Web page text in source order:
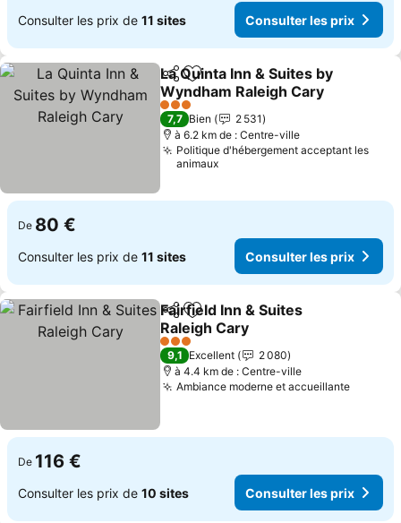
Consulter les prix de 11 sites Consulter les prix
PartagerAjouter à mes favoris
La Quinta Inn & Suites by
Wyndham Raleigh Cary
Consulter les prix
3 Étoiles
7,7 Bien
2 531
à 6.2 km de : Centre-ville
Politique d'hébergement acceptant les
animaux
De 80 €
Consulter les prix de 11 sites Consulter les prix
PartagerAjouter à mes favoris
Fairfield Inn & Suites
Raleigh Cary
Consulter les prix
3 Étoiles
9,1 Excellent
2 080
à 4.4 km de : Centre-ville
Ambiance moderne et accueillante
De 116 €
Consulter les prix de 10 sites Consulter les prix